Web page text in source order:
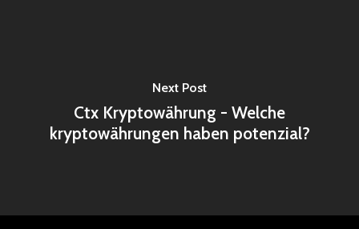
Next Post
Ctx Kryptowährung - Welche
kryptowährungen haben potenzial?